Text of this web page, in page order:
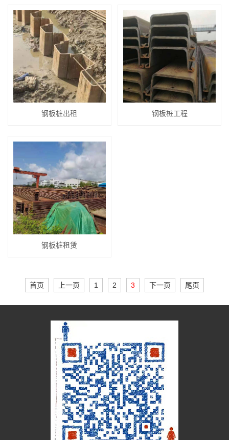
钢板桩出租 钢板桩工程
钢板桩租赁
首页 上一页 1 2 3 下一页 尾页